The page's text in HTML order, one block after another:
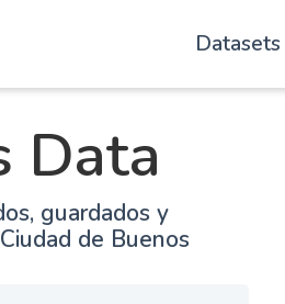
Datasets
Data
guardados y
de Buenos